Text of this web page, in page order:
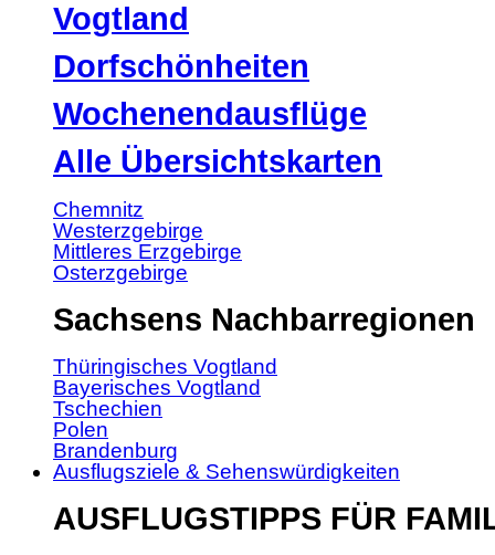
Vogtland
Dorfschönheiten
Wochenendausflüge
Alle Übersichtskarten
Chemnitz
Westerzgebirge
Mittleres Erzgebirge
Osterzgebirge
Sachsens Nachbarregionen
Thüringisches Vogtland
Bayerisches Vogtland
Tschechien
Polen
Brandenburg
Ausflugsziele & Sehenswürdigkeiten
AUSFLUGSTIPPS FÜR